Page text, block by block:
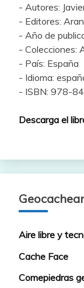
- Autores:
- Editores:
- Año de
- Colecciones:
- País: España
- Idioma:
- ISBN: 978-
Descarga el
Aire libre y
Cache Face
Comepiedras